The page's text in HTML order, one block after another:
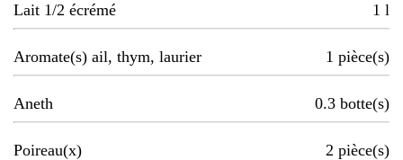
Lait 1/2 écrémé 1 l
Aromate(s) ail, thym, laurier 1 pièce(s)
Aneth 0.3 botte(s)
Poireau(x) 2 pièce(s)